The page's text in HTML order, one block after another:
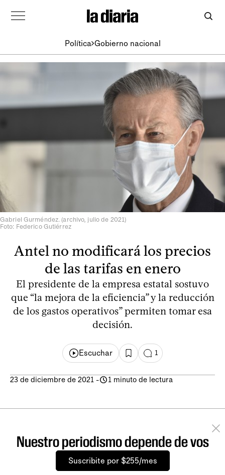
Política Gobierno nacional
Gabriel Gurméndez. (archivo, julio de 2021)
Foto: Federico Gutiérrez
Antel no modificará los precios
de las tarifas en enero
El presidente de la empresa estatal sostuvo
que “la mejora de la eficiencia” y la reducción
de los gastos operativos” permiten tomar esa
decisión.
Escuchar 1
23 de diciembre de 2021 - 1 minuto de lectura
Nuestro periodismo depende de vos
Suscribite por $255/mes